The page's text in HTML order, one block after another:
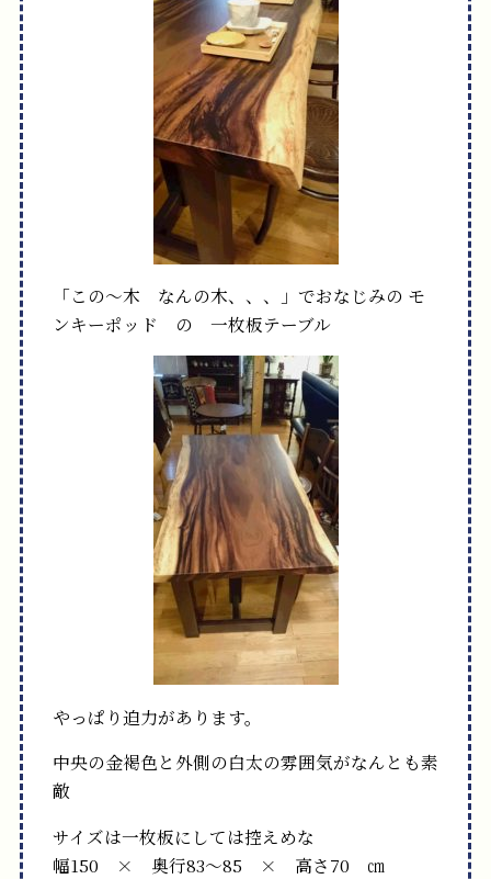
「この～木 なんの木、、、」でおなじみの モ
ンキーポッド の 一枚板テーブル
やっぱり迫力があります。
中央の金褐色と外側の白太の雰囲気がなんとも素
敵
サイズは一枚板にしては控えめな
幅150 × 奥行83～85 × 高さ70 ㎝